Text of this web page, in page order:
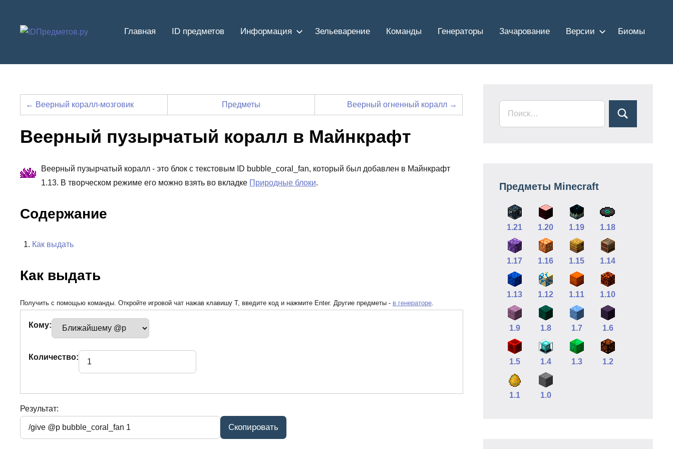
содержимому
Главная ID предметов Информация Зельеварение Команды Генераторы Зачарование Версии Биомы
← Веерный коралл-мозговик Предметы Веерный огненный коралл →
Веерный пузырчатый коралл в Майнкрафт
Веерный пузырчатый коралл - это блок с текстовым ID bubble_coral_fan, который был добавлен в Майнкрафт
1.13. В творческом режиме его можно взять во вкладке Природные блоки.
Содержание
Как выдать
Как выдать
Получить с помощью команды. Откройте игровой чат нажав клавишу T, введите код и нажмите Enter. Другие предметы - в генераторе
Кому:
Количество:
Результат:
Предметы Minecraft
1.21 1.20 1.19 1.18
1.17 1.16 1.15 1.14
1.13 1.12 1.11 1.10
1.9 1.8 1.7 1.6
1.5 1.4 1.3 1.2
1.1 1.0